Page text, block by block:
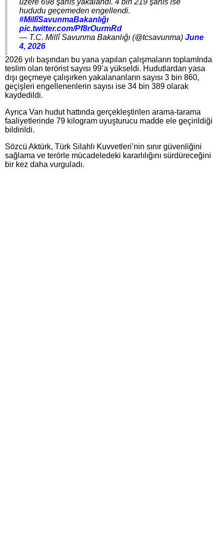
üzere 698 şahıs yakalandı. 4 bin 219 şahıs ise
hududu geçemeden engellendi.
#MillîSavunmaBakanlığı
pic.twitter.com/Pf8rOurmRd
— T.C. Millî Savunma Bakanlığı (@tcsavunma) June
4, 2026
2026 yılı başından bu yana yapılan çalışmaların toplamInda
teslim olan terörist sayısı 99’a yükseldi. Hudutlardan yasa
dışı geçmeye çalışırken yakalananların sayısı 3 bin 860,
geçişleri engellenenlerin sayısı ise 34 bin 389 olarak
kaydedildi.
Ayrıca Van hudut hattında gerçekleştirilen arama-tarama
faaliyetlerinde 79 kilogram uyuşturucu madde ele geçirildiği
bildirildi.
Sözcü Aktürk, Türk Silahlı Kuvvetleri’nin sınır güvenliğini
sağlama ve terörle mücadeledeki kararlılığını sürdüreceğini
bir kez daha vurguladı.